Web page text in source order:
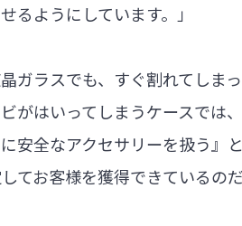
るようにしています。」
ガラスでも、すぐ割れてしま
がはいってしまうケースでは
安全なアクセサリーを扱う』
てお客様を獲得できているのだ